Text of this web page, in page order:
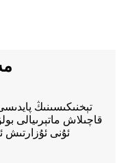
قاچىلاش ماتېرىيالى
ئۇنى ئۇزارتىش